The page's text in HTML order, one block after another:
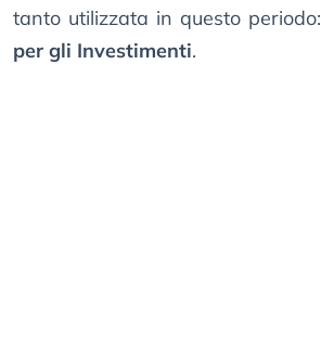
tanto utilizzata in questo periodo:
per gli Investimenti.